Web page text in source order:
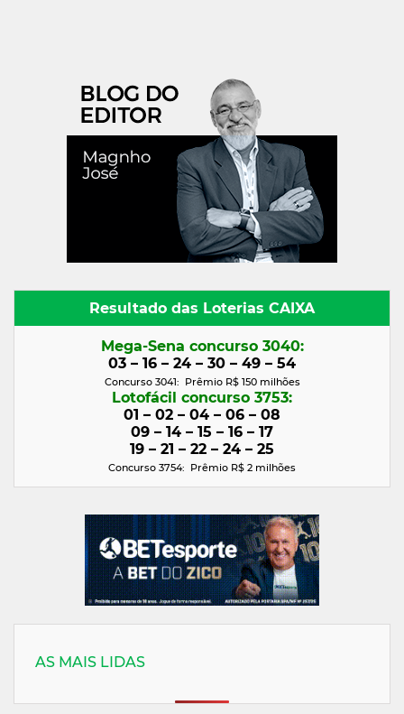
Resultado das Loterias CAIXA
Mega-Sena concurso 3040:
03 – 16 – 24 – 30 – 49 – 54
Concurso 3041: Prêmio R$ 150 milhões
Lotofácil concurso 3753:
01 – 02 – 04 – 06 – 08
09 – 14 – 15 – 16 – 17
19 – 21 – 22 – 24 – 25
Concurso 3754: Prêmio R$ 2 milhões
AS MAIS LIDAS